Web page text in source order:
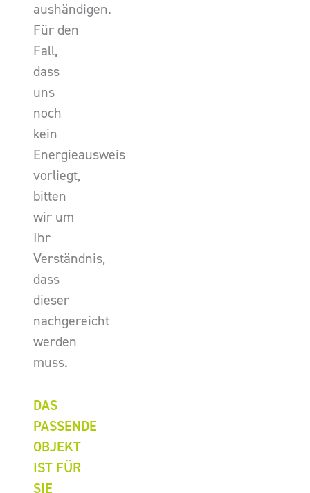
aushändigen.
Für den
Fall,
dass
uns
noch
kein
Energieausweis
vorliegt,
bitten
wir um
Ihr
Verständnis,
dass
dieser
nachgereicht
werden
muss.
DAS
PASSENDE
OBJEKT
IST FÜR
SIE